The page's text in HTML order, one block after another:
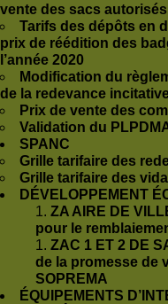
vente des sacs autorisés
Tarifs des dépôts en
prix de réédition des
l’année 2020
Modification du
de la redevance
Prix de vente des
Validation du
SPANC
Grille tarifaire des
Grille tarifaire des
DÉVELOPPEMENT
ZA AIRE DE
pour le
ZAC 1 ET 2 DE
de la promesse de
SOPREMA
ÉQUIPEMENTS